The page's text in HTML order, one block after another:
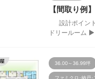
【間取り
設計ポイント
ドリールーム
36.00～36.99坪
ファミクロ･納戸